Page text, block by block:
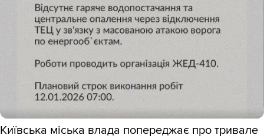
Київська міська влада попереджає про тривале